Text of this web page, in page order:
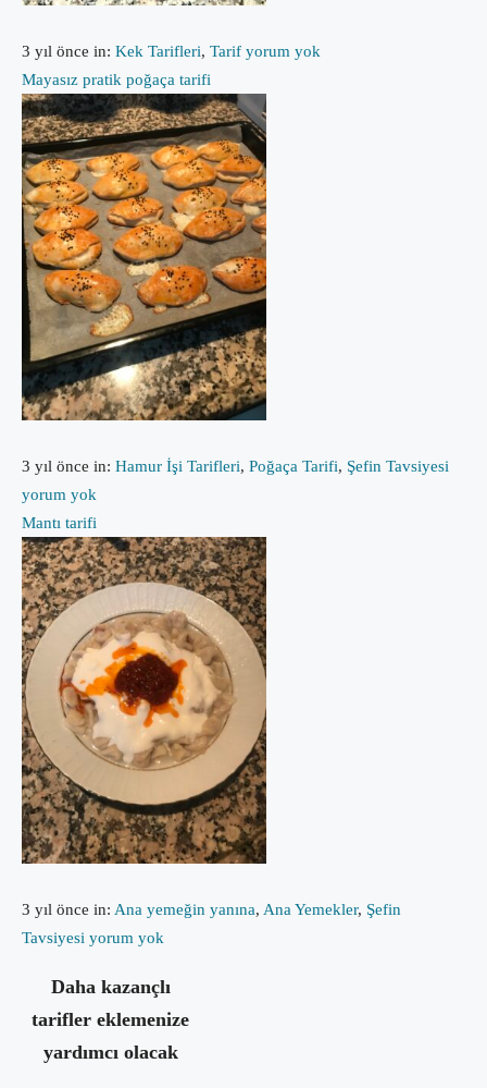
3 yıl önce in: Kek Tarifleri, Tarif yorum yok
Mayasız pratik poğaça tarifi
3 yıl önce in: Hamur İşi Tarifleri, Poğaça Tarifi, Şefin Tavsiyesi
yorum yok
Mantı tarifi
3 yıl önce in: Ana yemeğin yanına, Ana Yemekler, Şefin
Tavsiyesi yorum yok
Daha kazançlı
tarifler eklemenize
yardımcı olacak